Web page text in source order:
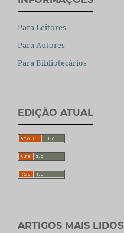
Para Leitores
Para Autores
Para Bibliotecários
EDIÇÃO ATUAL
ARTIGOS MAIS LIDOS